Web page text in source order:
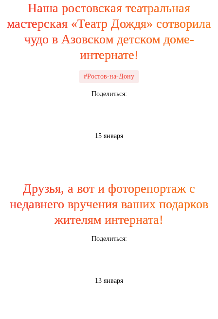
Наша ростовская театральная
мастерская «Театр Дождя» сотворила
чудо в Азовском детском доме-
интернате!
#Ростов-на-Дону
Поделиться:
15 января
Друзья, а вот и фоторепортаж с
недавнего вручения ваших подарков
жителям интерната!
Поделиться:
13 января